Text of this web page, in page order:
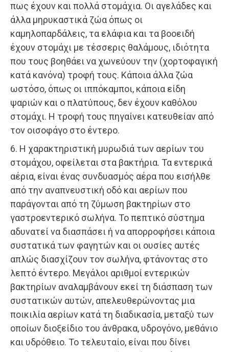
πως έχουν και πολλά στομάχια. Οι αγελάδες και
άλλα μηρυκαστικά ζώα όπως οι
καμηλοπαρδάλεις, τα ελάφια και τα βοοειδή
έχουν στομάχι με τέσσερις θαλάμους, ιδιότητα
που τους βοηθάει να χωνεύουν την (χορτοφαγική
κατά κανόνα) τροφή τους. Κάποια άλλα ζώα
ωστόσο, όπως οι ιππόκαμποι, κάποια είδη
ψαριών και ο πλατύπους, δεν έχουν καθόλου
στομάχι. Η τροφή τους πηγαίνει κατευθείαν από
τον οισοφάγο στο έντερο.
6. Η χαρακτηριστική μυρωδιά των αερίων του
στομάχου, οφείλεται στα βακτήρια. Τα εντερικά
αέρια, είναι ένας συνδυασμός αέρα που εισήλθε
από την αναπνευστική οδό και αερίων που
παράγονται από τη ζύμωση βακτηρίων στο
γαστροεντερικό σωλήνα. Το πεπτικό σύστημα
αδυνατεί να διασπάσει ή να απορροφήσει κάποια
συστατικά των φαγητών και οι ουσίες αυτές
απλώς διασχίζουν τον σωλήνα, φτάνοντας στο
λεπτό έντερο. Μεγάλοι αριθμοί εντερικών
βακτηρίων αναλαμβάνουν εκεί τη διάσπαση των
συστατικών αυτών, απελευθερώνοντας μια
ποικιλία αερίων κατά τη διαδικασία, μεταξύ των
οποίων διοξείδιο του άνθρακα, υδρογόνο, μεθάνιο
και υδρόθειο. Το τελευταίο, είναι που δίνει